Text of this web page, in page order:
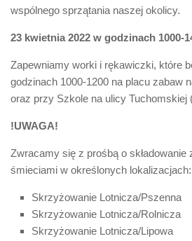
wspólnego sprzątania naszej okolicy.
23 kwietnia 2022 w godzinach 1000-
Zapewniamy worki i rękawiczki, które
godzinach 1000-1200 na placu zabaw
oraz przy Szkole na ulicy Tuchomskiej
!UWAGA!
Zwracamy się z prośbą o składowanie
śmieciami w określonych lokalizacjach:
Skrzyżowanie Lotnicza/Pszenna
Skrzyżowanie Lotnicza/Rolnicza
Skrzyżowanie Lotnicza/Lipowa